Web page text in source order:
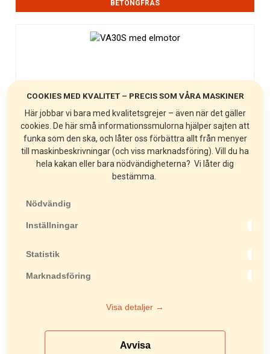
COOKIES MED KVALITET – PRECIS SOM VÅRA MASKINER
Här jobbar vi bara med kvalitetsgrejer – även när det gäller
cookies. De här små informationssmulorna hjälper sajten att
funka som den ska, och låter oss förbättra allt från menyer
till maskinbeskrivningar (och viss marknadsföring). Vill du ha
hela kakan eller bara nödvändigheterna? Vi låter dig
bestämma.
Nödvändig
Inställningar
Statistik
Marknadsföring
Visa detaljer →
Avvisa
BETONGFRÄS
VON ARX VA30S
BETONGFRÄS
VON ARX VA30SH